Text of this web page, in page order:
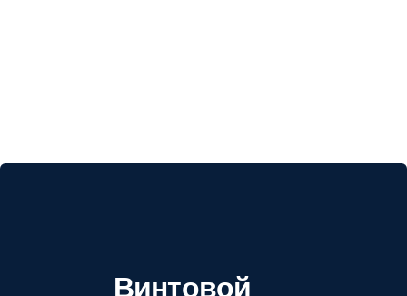
Винтовой